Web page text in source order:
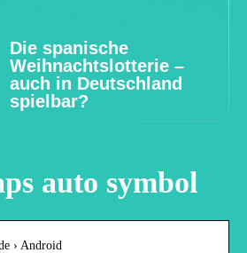
Die spanische
Weihnachtslotterie –
auch in Deutschland
spielbar?
auto symbol
› Android